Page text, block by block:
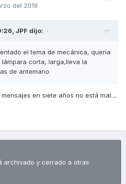
del 2018
JPF dijo:
el tema de mecánica, quería
corta, larga,lleva la
de antemano
en siete años no está mal....
archivado y cerrado a otras